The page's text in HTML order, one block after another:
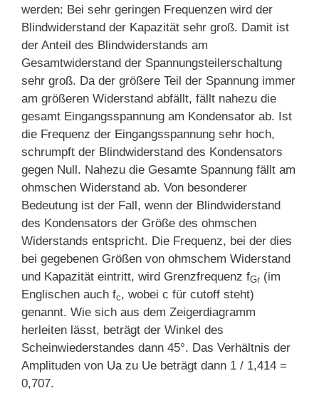
werden: Bei sehr geringen Frequenzen wird der
Blindwiderstand der Kapazität sehr groß. Damit ist
der Anteil des Blindwiderstands am
Gesamtwiderstand der Spannungsteilerschaltung
sehr groß. Da der größere Teil der Spannung immer
am größeren Widerstand abfällt, fällt nahezu die
gesamt Eingangsspannung am Kondensator ab. Ist
die Frequenz der Eingangsspannung sehr hoch,
schrumpft der Blindwiderstand des Kondensators
gegen Null. Nahezu die Gesamte Spannung fällt am
ohmschen Widerstand ab. Von besonderer
Bedeutung ist der Fall, wenn der Blindwiderstand
des Kondensators der Größe des ohmschen
Widerstands entspricht. Die Frequenz, bei der dies
bei gegebenen Größen von ohmschem Widerstand
und Kapazität eintritt, wird Grenzfrequenz fGr (im
Englischen auch fc, wobei c für cutoff steht)
genannt. Wie sich aus dem Zeigerdiagramm
herleiten lässt, beträgt der Winkel des
Scheinwiederstandes dann 45°. Das Verhältnis der
Amplituden von Ua zu Ue beträgt dann 1 / 1,414 =
0,707.